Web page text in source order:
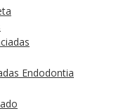
Endodontia